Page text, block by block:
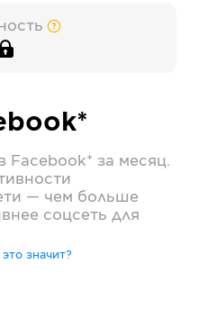
Facebook* за месяц.
— чем больше
соцсеть для
значит?